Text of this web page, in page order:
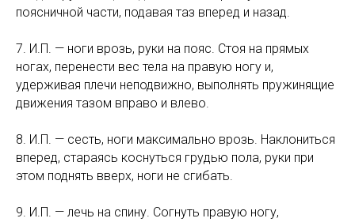
поясничной части, подавая таз вперед и назад.
7. И.П. — ноги врозь, руки на пояс. Стоя на прямых
ногах, перенести вес тела на правую ногу и,
удерживая плечи неподвижно, выполнять пружинящие
движения тазом вправо и влево.
8. И.П. — сесть, ноги максимально врозь. Наклониться
вперед, стараясь коснуться грудью пола, руки при
этом поднять вверх, ноги не сгибать.
9. И.П. — лечь на спину. Согнуть правую ногу,